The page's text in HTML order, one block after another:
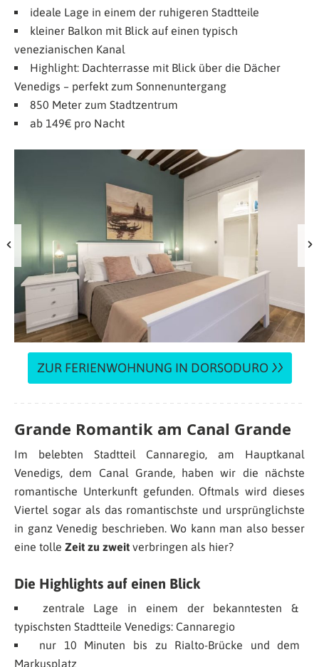
ideale Lage in einem der ruhigeren Stadtteile
kleiner Balkon mit Blick auf einen typisch
venezianischen Kanal
Highlight: Dachterrasse mit Blick über die Dächer
Venedigs – perfekt zum Sonnenuntergang
850 Meter zum Stadtzentrum
ab 149€ pro Nacht
ZUR FERIENWOHNUNG IN DORSODURO
Grande Romantik am Canal Grande
Im belebten Stadtteil Cannaregio, am Hauptkanal
Venedigs, dem Canal Grande, haben wir die nächste
romantische Unterkunft gefunden. Oftmals wird dieses
Viertel sogar als das romantischste und ursprünglichste
in ganz Venedig beschrieben. Wo kann man also besser
eine tolle Zeit zu zweit verbringen als hier?
Die Highlights auf einen Blick
zentrale Lage in einem der bekanntesten &
typischsten Stadtteile Venedigs: Cannaregio
nur 10 Minuten bis zu Rialto-Brücke und dem
Markusplatz